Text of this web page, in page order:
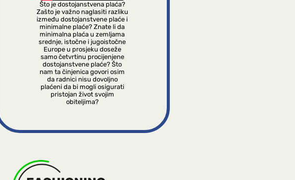
Što je dostojanstvena plaća?
Zašto je važno naglasiti razliku
između dostojanstvene plaće i
minimalne plaće? Znate li da
minimalna plaća u zemljama
srednje, istočne i jugoistočne
Europe u prosjeku doseže
samo četvrtinu procijenjene
dostojanstvene plaće? Što
nam ta činjenica govori osim
da radnici nisu dovoljno
plaćeni da bi mogli osigurati
pristojan život svojim
obiteljima?